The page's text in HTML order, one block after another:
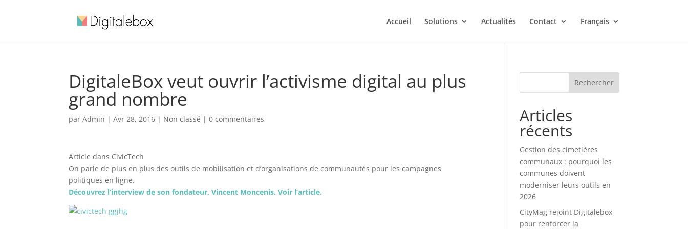
Accueil Solutions Actualités Contact Français
DigitaleBox veut ouvrir l’activisme digital au plus
grand nombre
parAdmin |Avr 28, 2016 | Non classé |0 commentaires
Article dans CivicTech
On parle de plus en plus des outils de mobilisation et d’organisations de communautés pour les campagnes
politiques en ligne.
Découvrez l’interview de son fondateur, Vincent Moncenis. Voir l’article.
Rechercher
Articles
récents
Gestion des cimetières
communaux : pourquoi les
communes doivent
moderniser leurs outils en
2026
CityMag rejoint Digitalebox
pour renforcer la